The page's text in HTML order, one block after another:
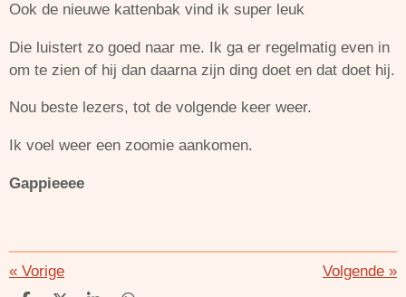
Ook de nieuwe kattenbak vind ik super leuk
Die luistert zo goed naar me. Ik ga er regelmatig even in
om te zien of hij dan daarna zijn ding doet en dat doet hij.
Nou beste lezers, tot de volgende keer weer.
Ik voel weer een zoomie aankomen.
Gappieeee
« Vorige Volgende »